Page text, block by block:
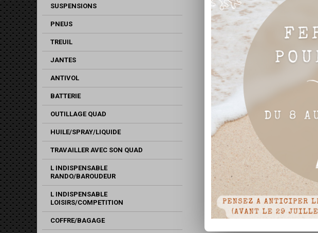
SUSPENSIONS
PNEUS
TREUIL
JANTES
ANTIVOL
BATTERIE
OUTILLAGE QUAD
HUILE/SPRAY/LIQUIDE
TRAVAILLER AVEC SON QUAD
L INDISPENSABLE
RANDO/BAROUDEUR
L INDISPENSABLE
LOISIRS/COMPETITION
COFFRE/BAGAGE